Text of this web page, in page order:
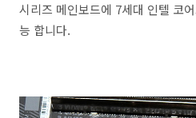
시리즈 메인보드에 7세대 인텔 코
능 합니다.